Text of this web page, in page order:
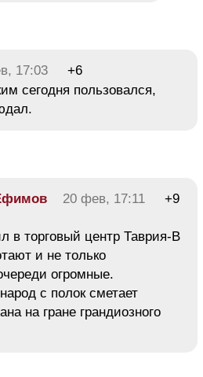
17:03
+6
сегодня пользовался,
20 фев, 17:11 +9
в торговый центр Таврия-В
и не только
огромные.
с полок сметает
на гране грандиозного